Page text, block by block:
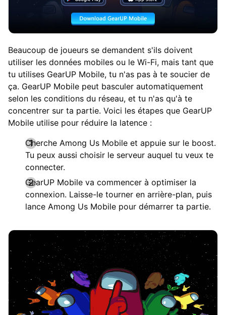
Beaucoup de joueurs se demandent s'ils doivent
utiliser les données mobiles ou le Wi-Fi, mais tant que
tu utilises GearUP Mobile, tu n'as pas à te soucier de
ça. GearUP Mobile peut basculer automatiquement
selon les conditions du réseau, et tu n'as qu'à te
concentrer sur ta partie. Voici les étapes que GearUP
Mobile utilise pour réduire la latence :
Cherche Among Us Mobile et appuie sur le boost.
Tu peux aussi choisir le serveur auquel tu veux te
connecter.
GearUP Mobile va commencer à optimiser la
connexion. Laisse-le tourner en arrière-plan, puis
lance Among Us Mobile pour démarrer ta partie.